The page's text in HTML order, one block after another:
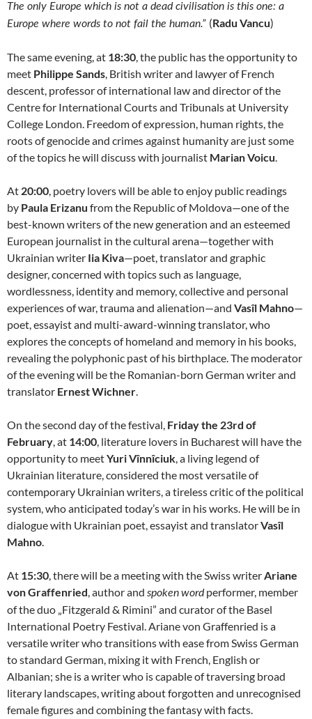
The only Europe which is not a dead civilisation is this one: a
Europe where words to not fail the human.” (Radu Vancu)
The same evening, at 18:30, the public has the opportunity to
meet Philippe Sands, British writer and lawyer of French
descent, professor of international law and director of the
Centre for International Courts and Tribunals at University
College London. Freedom of expression, human rights, the
roots of genocide and crimes against humanity are just some
of the topics he will discuss with journalist MarianVoicu.
At 20:00, poetry lovers will be able to enjoy public readings
by Paula Erizanu from the Republic of Moldova—one of the
best-known writers of the new generation and an esteemed
European journalist in the cultural arena—together with
Ukrainian writer Iia Kiva—poet, translator and graphic
designer, concerned with topics such as language,
wordlessness, identity and memory, collective and personal
experiences of war, trauma and alienation—and Vasîl Mahno—
poet, essayist and multi-award-winning translator, who
explores the concepts of homeland and memory in his books,
revealing the polyphonic past of his birthplace. The moderator
of the evening will be the Romanian-born German writer and
translator Ernest Wichner.
On the second day of the festival, Friday the 23rd of
February, at 14:00, literature lovers in Bucharest will have the
opportunity to meetYuri Vînnîciuk, a living legend of
Ukrainian literature, considered the most versatile of
contemporary Ukrainian writers, a tireless critic of the political
system, who anticipated today’s war in his works. He will be in
dialogue with Ukrainian poet, essayist and translatorVasîl
Mahno.
At 15:30, there will be a meeting with the Swiss writerAriane
von Graffenried, author and spokenwordperformer, member
of the duo „Fitzgerald & Rimini” and curator of the Basel
International Poetry Festival. Ariane von Graffenried is a
versatile writer who transitions with ease from Swiss German
to standard German, mixing it with French, English or
Albanian; she is a writer who is capable of traversing broad
literary landscapes, writing about forgotten and unrecognised
female figures and combining the fantasy with facts.